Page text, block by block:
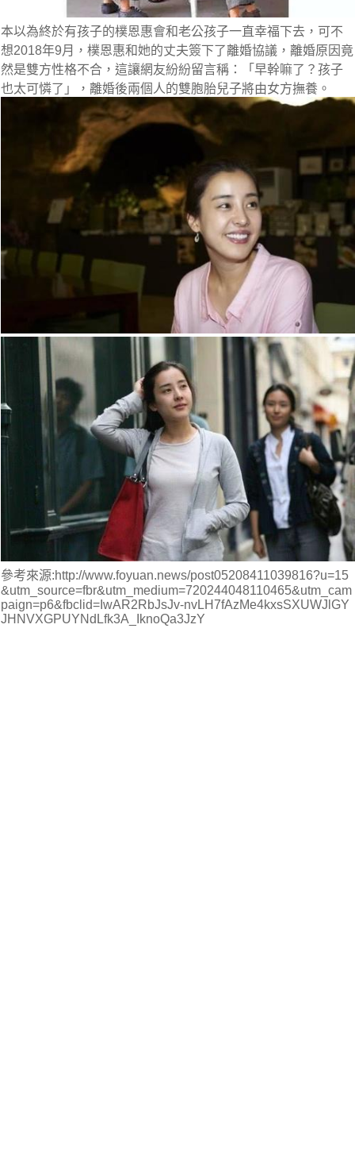
本以為終於有孩子的樸恩惠會和老公孩子一直幸福下去，可不
想2018年9月，樸恩惠和她的丈夫簽下了離婚協議，離婚原因竟
然是雙方性格不合，這讓網友紛紛留言稱：「早幹嘛了？孩子
也太可憐了」，離婚後兩個人的雙胞胎兒子將由女方撫養。
參考來源:http://www.foyuan.news/post05208411039816?u=15
&utm_source=fbr&utm_medium=720244048110465&utm_cam
paign=p6&fbclid=IwAR2RbJsJv-nvLH7fAzMe4kxsSXUWJlGY
JHNVXGPUYNdLfk3A_IknoQa3JzY